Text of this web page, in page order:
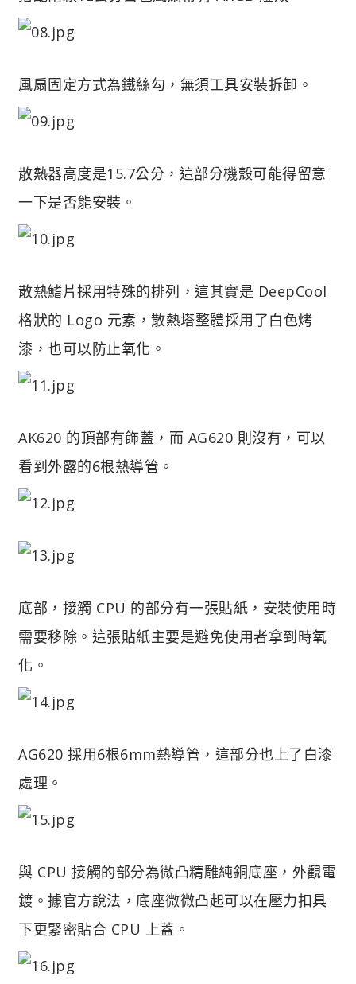
風扇固定方式為鐵絲勾，無須工具安裝拆卸。
散熱器高度是15.7公分，這部分機殼可能得留意
一下是否能安裝。
散熱鰭片採用特殊的排列，這其實是 DeepCool
格狀的 Logo 元素，散熱塔整體採用了白色烤
漆，也可以防止氧化。
AK620 的頂部有飾蓋，而 AG620 則沒有，可以
看到外露的6根熱導管。
底部，接觸 CPU 的部分有一張貼紙，安裝使用時
需要移除。這張貼紙主要是避免使用者拿到時氧
化。
AG620 採用6根6mm熱導管，這部分也上了白漆
處理。
與 CPU 接觸的部分為微凸精雕純銅底座，外觀電
鍍。據官方說法，底座微微凸起可以在壓力扣具
下更緊密貼合 CPU 上蓋。